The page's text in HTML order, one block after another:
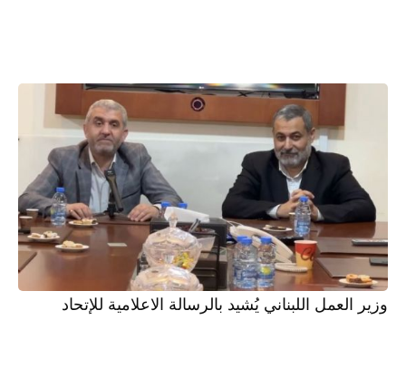
وزير العمل اللبناني يُشيد بالرسالة الاعلامية للإتحاد